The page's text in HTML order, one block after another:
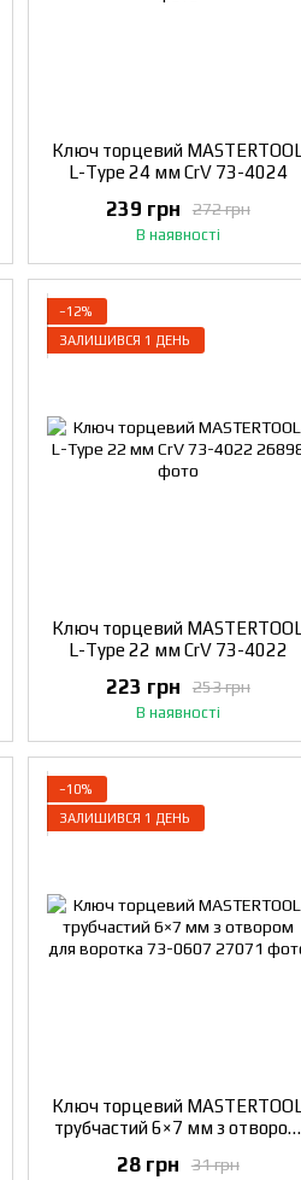
Ключ торцевий MASTERTOOL
L-Type 24 мм CrV 73-4024
272 грн
239 грн
В наявності
−12%
ЗАЛИШИВСЯ 1 ДЕНЬ
Ключ торцевий MASTERTOOL
L-Type 22 мм CrV 73-4022
253 грн
223 грн
В наявності
−10%
ЗАЛИШИВСЯ 1 ДЕНЬ
Ключ торцевий MASTERTOOL
трубчастий 6×7 мм з отвором
31 грн
28 грн